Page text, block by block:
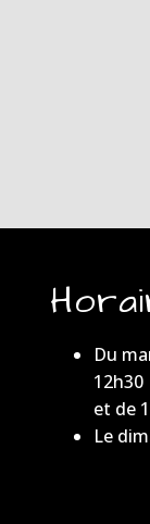
Du
12h30
et de
Le